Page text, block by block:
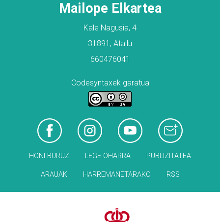
Mailope Elkartea
Kale Nagusia, 4
31891, Atallu
660476041
Codesyntaxek garatua
HONI BURUZ LEGE OHARRA PUBLIZITATEA
ARAUAK HARREMANETARAKO RSS